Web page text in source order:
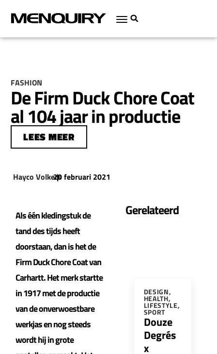
FASHION
De Firm Duck Chore Coat
al 104 jaar in productie
LEES MEER
Hayco Volkers
|
20 februari 2021
Als één kledingstuk de
tand des tijds heeft
doorstaan, dan is het de
Firm Duck Chore Coat van
Carhartt. Het merk startte
in 1917 met de productie
van de onverwoestbare
werkjas en nog steeds
wordt hij in grote
Gerelateerd
DESIGN,
HEALTH,
LIFESTYLE,
SPORT
Douze
Degrés
x